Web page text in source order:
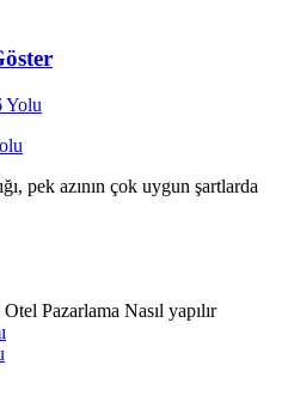
pek azının çok uygun şartlarda
Pazarlama Nasıl yapılır